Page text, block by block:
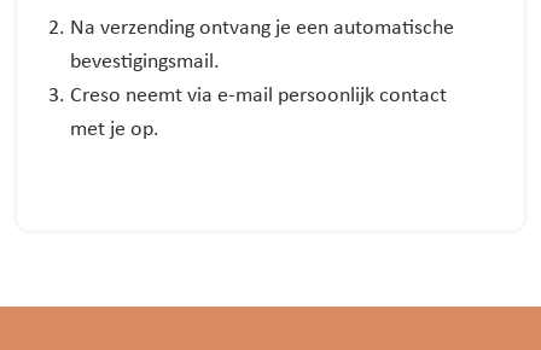
Na verzending ontvang je een automatische
bevestigingsmail.
Creso neemt via e-mail persoonlijk contact
met je op.